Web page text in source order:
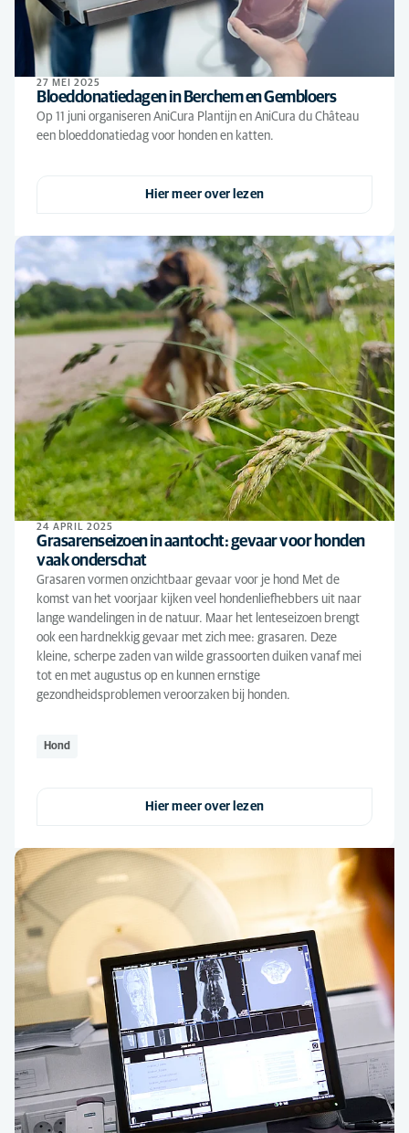
27 MEI 2025
Bloeddonatiedagen in Berchem en Gembloers
Op 11 juni organiseren AniCura Plantijn en AniCura du Château
een bloeddonatiedag voor honden en katten.
Hier meer over lezen
24 APRIL 2025
Grasarenseizoen in aantocht: gevaar voor honden
vaak onderschat
Grasaren vormen onzichtbaar gevaar voor je hond Met de
komst van het voorjaar kijken veel hondenliefhebbers uit naar
lange wandelingen in de natuur. Maar het lenteseizoen brengt
ook een hardnekkig gevaar met zich mee: grasaren. Deze
kleine, scherpe zaden van wilde grassoorten duiken vanaf mei
tot en met augustus op en kunnen ernstige
gezondheidsproblemen veroorzaken bij honden.
Hond
Hier meer over lezen